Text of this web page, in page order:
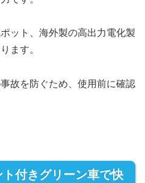
ット、海外製の高出力電化製
ます。
故を防ぐため、使用前に確認
ト付きグリーン車で快